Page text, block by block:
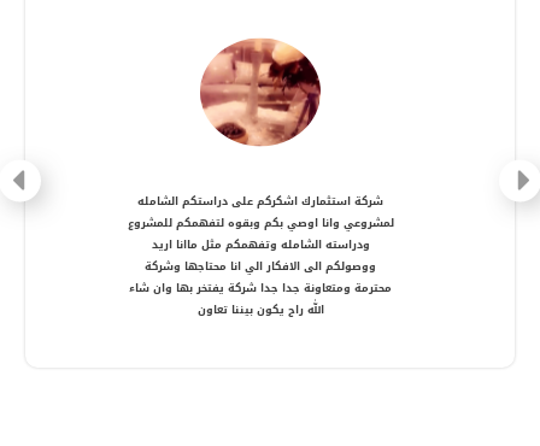
شركة متعاونة، انصح بالتعامل معها ، شكرا أستاذ
أمير